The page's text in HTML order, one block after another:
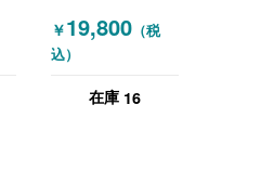
リクライミング機
能 グリーン
￥19,800（税
込）
在庫 16